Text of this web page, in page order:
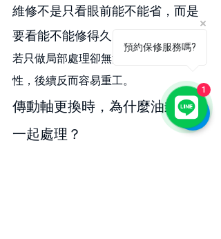
維修不是只看眼前能不能省，而是
要看能不能修得久
若只做局部處理卻無法真正恢復穩定
性，後續反而容易重工。
傳動軸更換時，為什麼油封常常
一起處理？
預約保修服務嗎?
1